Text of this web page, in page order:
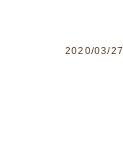
2020/03/27